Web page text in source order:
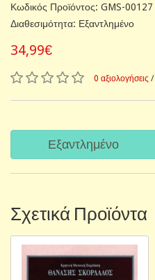
Κωδικός Προϊόντος: GMS-00127
Διαθεσιμότητα: Εξαντλημένο
34,99€
0 αξιολογήσεις /
Εξαντλημένο
Σχετικά Προϊόντα